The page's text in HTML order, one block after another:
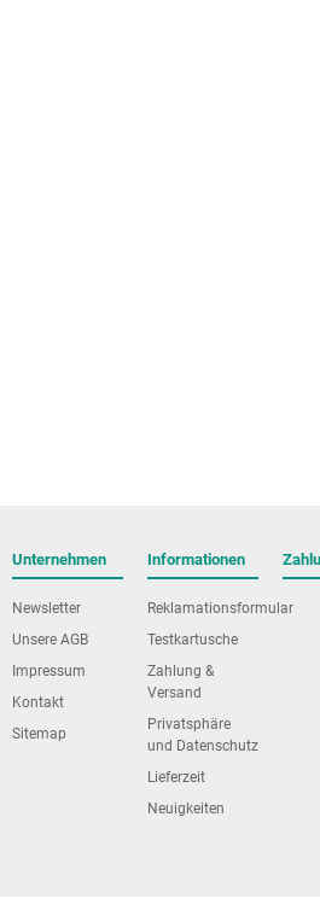
Unternehmen
Newsletter
Unsere AGB
Impressum
Kontakt
Sitemap
Informationen
Reklamationsformular
Testkartusche
Zahlung &
Versand
Privatsphäre
und Datenschutz
Lieferzeit
Neuigkeiten